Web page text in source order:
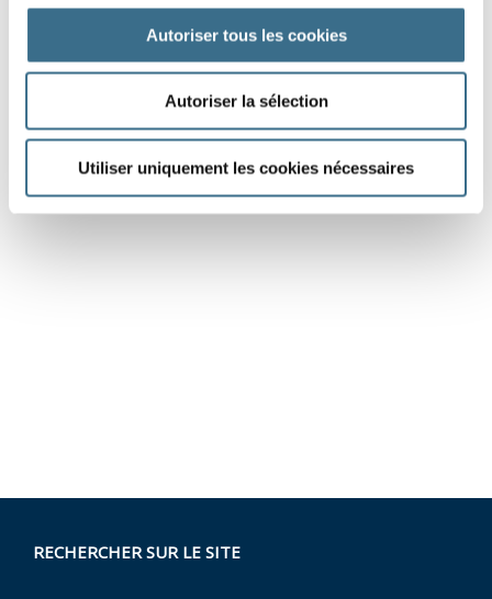
Autoriser tous les cookies
Autoriser la sélection
Utiliser uniquement les cookies nécessaires
RECHERCHER SUR LE SITE